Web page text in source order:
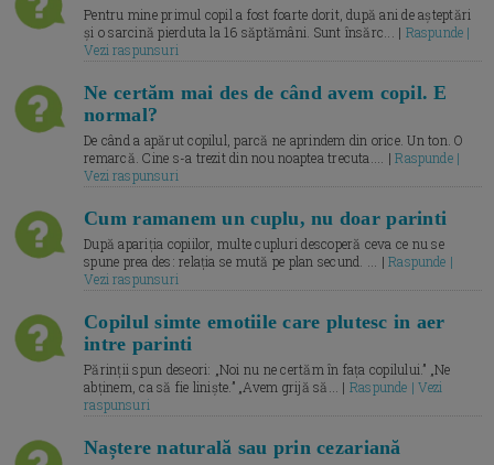
Pentru mine primul copil a fost foarte dorit, după ani de așteptări
și o sarcină pierduta la 16 săptămâni. Sunt însărc... | Raspunde |
Vezi raspunsuri
Ne certăm mai des de când avem copil. E
normal?
De când a apărut copilul, parcă ne aprindem din orice. Un ton. O
remarcă. Cine s-a trezit din nou noaptea trecuta.... |Raspunde |
Vezi raspunsuri
Cum ramanem un cuplu, nu doar parinti
După apariția copiilor, multe cupluri descoperă ceva ce nu se
spune prea des: relația se mută pe plan secund. ... |Raspunde |
Vezi raspunsuri
Copilul simte emotiile care plutesc in aer
intre parinti
Părinții spun deseori: „Noi nu ne certăm în fața copilului.” „Ne
abținem, ca să fie liniște.” „Avem grijă să... | Raspunde | Vezi
raspunsuri
Naștere naturală sau prin cezariană